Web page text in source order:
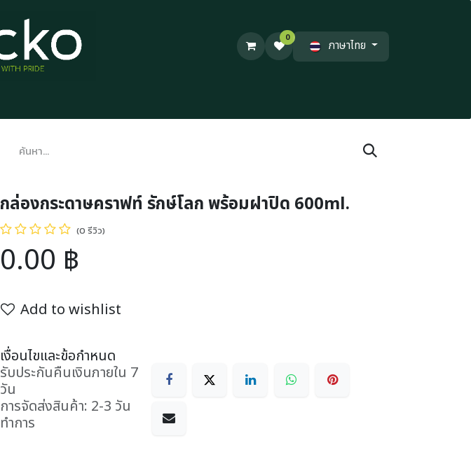
0
ภาษาไทย
กล่องกระดาษคราฟท์ รักษ์โลก พร้อมฝาปิด 600ml.
(0 รีวิว)
0.00 ฿
Add to wishlist
เงื่อนไขและข้อกำหนด
รับประกันคืนเงินภายใน 7
วัน
การจัดส่งสินค้า: 2-3 วัน
ทำการ